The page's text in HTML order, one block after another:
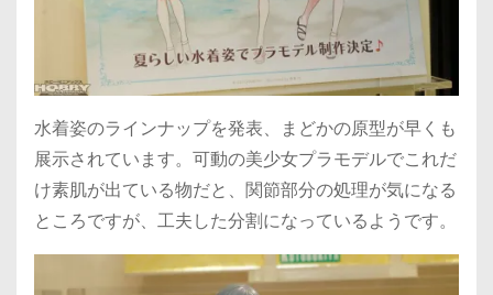
水着姿のラインナップを発表、まどかの原型が早くも
展示されています。可動の美少女プラモデルでこれだ
け素肌が出ている物だと、関節部分の処理が気になる
ところですが、工夫した分割になっているようです。